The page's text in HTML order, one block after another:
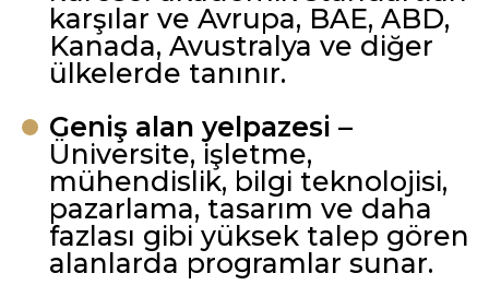
karşılar ve Avrupa, BAE, ABD,
Kanada, Avustralya ve diğer
ülkelerde tanınır.
Geniş alan yelpazesi –
Üniversite, işletme,
mühendislik, bilgi teknolojisi,
pazarlama, tasarım ve daha
fazlası gibi yüksek talep gören
alanlarda programlar sunar.